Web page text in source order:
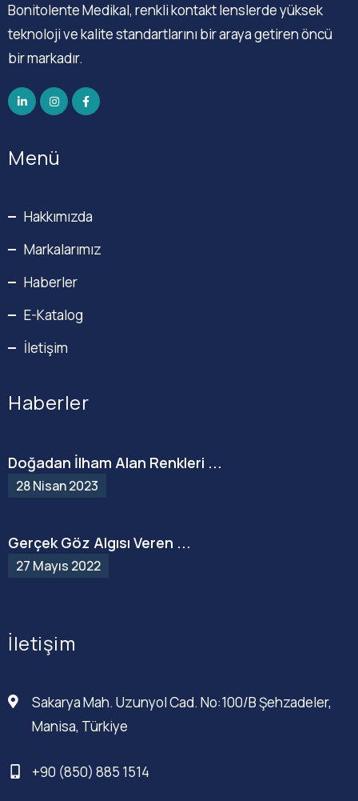
Bonitolente Medikal, renkli kontakt lenslerde yüksek
teknoloji ve kalite standartlarını bir araya getiren öncü
bir markadır.
Menü
Hakkımızda
Markalarımız
Haberler
E-Katalog
İletişim
Haberler
Doğadan İlham Alan Renkleri ...
28 Nisan 2023
Gerçek Göz Algısı Veren ...
27 Mayıs 2022
İletişim
Sakarya Mah. Uzunyol Cad. No:100/B Şehzadeler,
Manisa, Türkiye
+90 (850) 885 1514